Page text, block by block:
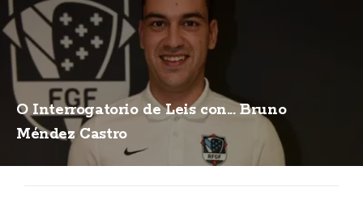
O Interrogatorio de Leis con... Bruno
Méndez Castro